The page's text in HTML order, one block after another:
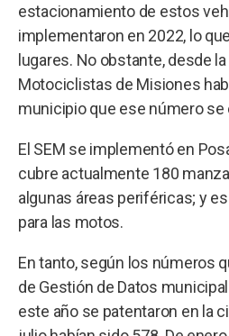
estacionamiento de estos
implementaron en 2022, lo
lugares. No obstante, desde
Motociclistas de Misiones
municipio que ese número se
El SEM se implementó en
cubre actualmente 180
algunas áreas periféricas; y
para las motos.
En tanto, según los números
de Gestión de Datos
este año se patentaron en la